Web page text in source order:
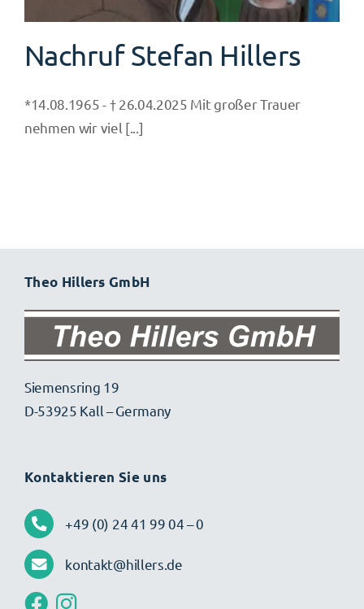
Nachruf Stefan Hillers
*14.08.1965 - † 26.04.2025 Mit großer Trauer
nehmen wir viel [...]
Theo Hillers GmbH
Siemensring 19
D-53925 Kall – Germany
Kontaktieren Sie uns
+49 (0) 24 41 99 04 – 0
kontakt@hillers.de